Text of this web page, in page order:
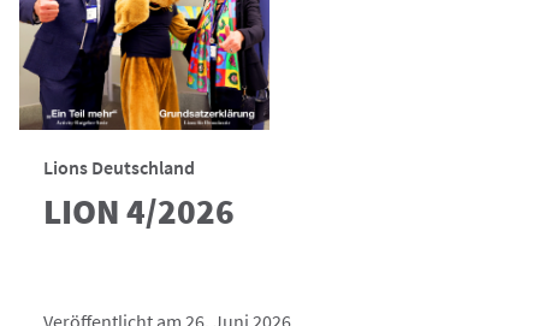
Lions Deutschland
LION 4/2026